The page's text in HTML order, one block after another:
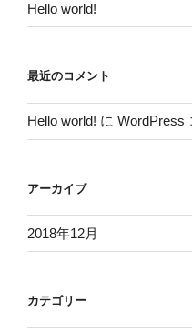
Hello world!
最近のコメント
Hello world! に WordPress
アーカイブ
2018年12月
カテゴリー